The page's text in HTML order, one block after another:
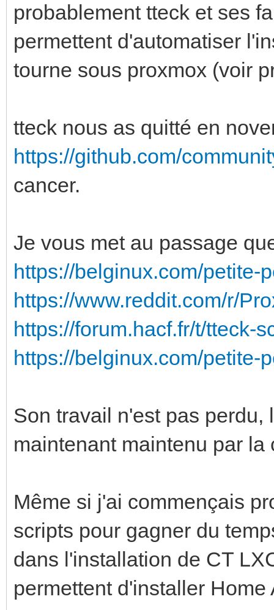
probablement tteck et ses
permettent d'automatiser
tourne sous proxmox (voir
tteck nous as quitté en
https://github.com/
cancer.
Je vous met au passage
https://belginux.com/petite-
https://www.reddit.com/r/
https://forum.hacf.fr/t/tteck-
https://belginux.com/petite-
Son travail n'est pas perdu,
maintenant maintenu par la
Même si j'ai commençais
scripts pour gagner du
dans l'installation de CT
permettent d'installer